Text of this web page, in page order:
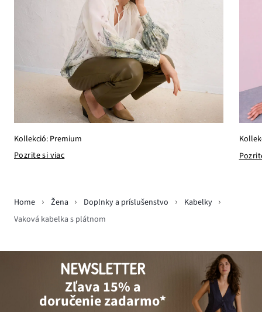
Kollekció: Premium
Pozrite si viac
Home Žena Doplnky a príslušenstvo
Kabelky
Vaková kabelka s plátnom
NEWSLETTER
Zľava 15% a
doručenie zadarmo*